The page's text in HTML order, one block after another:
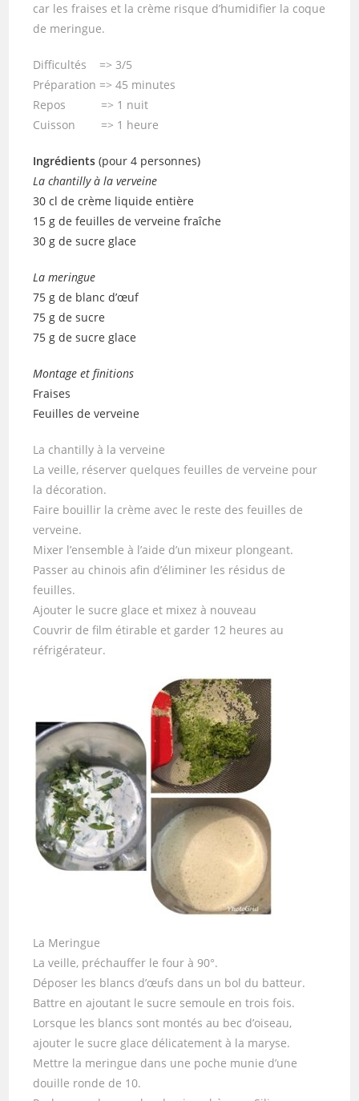
car les fraises et la crème risque d’humidifier la coque
de meringue.
Difficultés => 3/5
Préparation => 45 minutes
Repos => 1 nuit
Cuisson => 1 heure
Ingrédients (pour 4 personnes)
La chantilly à la verveine
30 cl de crème liquide entière
15 g de feuilles de verveine fraîche
30 g de sucre glace
La meringue
75 g de blanc d’œuf
75 g de sucre
75 g de sucre glace
Montage et finitions
Fraises
Feuilles de verveine
La chantilly à la verveine
La veille, réserver quelques feuilles de verveine pour
la décoration.
Faire bouillir la crème avec le reste des feuilles de
verveine.
Mixer l’ensemble à l’aide d’un mixeur plongeant.
Passer au chinois afin d’éliminer les résidus de
feuilles.
Ajouter le sucre glace et mixez à nouveau
Couvrir de film étirable et garder 12 heures au
réfrigérateur.
La Meringue
La veille, préchauffer le four à 90°.
Déposer les blancs d’œufs dans un bol du batteur.
Battre en ajoutant le sucre semoule en trois fois.
Lorsque les blancs sont montés au bec d’oiseau,
ajouter le sucre glace délicatement à la maryse.
Mettre la meringue dans une poche munie d’une
douille ronde de 10.